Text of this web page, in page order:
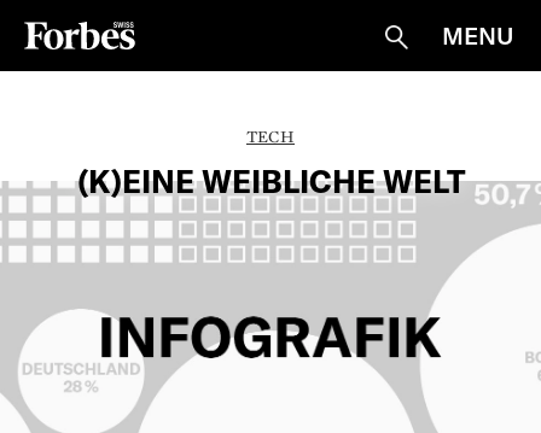
Suche
MENU
TECH
(K)EINE WEIBLICHE WELT